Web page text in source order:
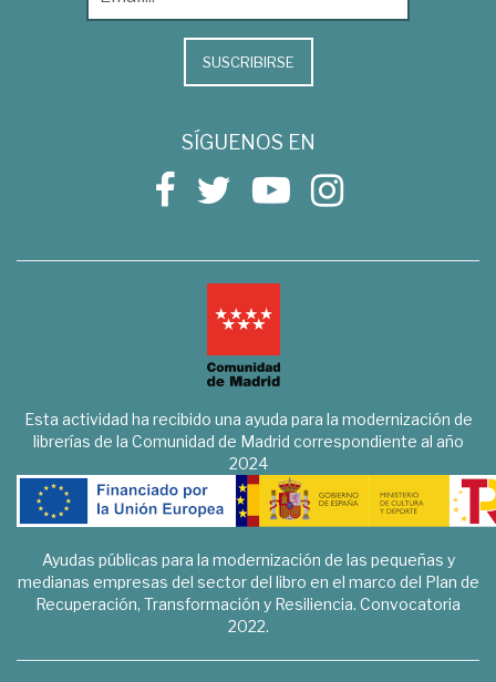
SUSCRIBIRSE
SÍGUENOS EN
Esta actividad ha recibido una ayuda para la modernización de
librerías de la Comunidad de Madrid correspondiente al año
2024
Ayudas públicas para la modernización de las pequeñas y
medianas empresas del sector del libro en el marco del Plan de
Recuperación, Transformación y Resiliencia. Convocatoria
2022.